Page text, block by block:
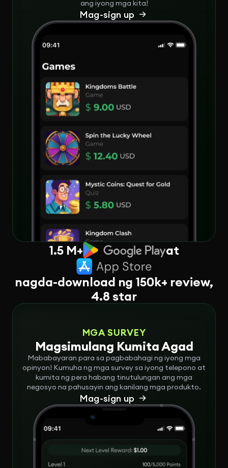
ang iyong mga kita!
Mag-sign up
1.5 M+ at
nagda-download ng 150k+ review,
4.8 star
MGA SURVEY
Magsimulang Kumita Agad
Mababayaran para sa pagbabahagi ng iyong mga
opinyon! Kumuha ng mga survey sa iyong telepono at
kumita ng pera habang tinutulungan ang mga
negosyo na pahusayin ang kanilang mga produkto.
Mag-sign up